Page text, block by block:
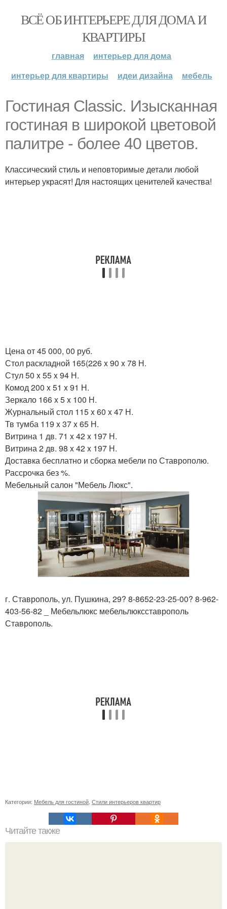
ВСЁ ОБ ИНТЕРЬЕРЕ ДЛЯ ДОМА И
КВАРТИРЫ
главная
интерьер для дома
интерьер для квартиры
идеи дизайна мебель
Гостиная Classic. Изысканная
гостиная в широкой цветовой
палитре - более 40 цветов.
Классический стиль и неповторимые детали любой
интерьер украсят! Для настоящих ценителей качества!
Цена от 45 000, 00 руб.
Стол раскладной 165(226 x 90 x 78 Н.
Стул 50 x 55 x 94 Н.
Комод 200 x 51 x 91 Н.
Зеркало 166 x 5 x 100 Н.
Журнальный стол 115 x 60 x 47 Н.
Тв тумба 119 x 37 x 65 Н.
Витрина 1 дв. 71 x 42 x 197 Н.
Витрина 2 дв. 98 x 42 x 197 Н.
Доставка бесплатно и сборка мебели по Ставрополю.
Рассрочка без %.
Мебельный салон "Мебель Люкс".
г. Ставрополь, ул. Пушкина, 29? 8-8652-23-25-00? 8-962-
403-56-82 _ Мебельлюкс мебельлюксставрополь
Ставрополь.
Категории: Мебель для гостиной Стили интерьеров квартир
Читайте также